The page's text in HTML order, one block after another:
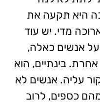
היא תקעה את
מדי. יש עוד
אנשים כאלה,
בינתיים, הוא
עליה. אנשים לא
כספים, לרוב